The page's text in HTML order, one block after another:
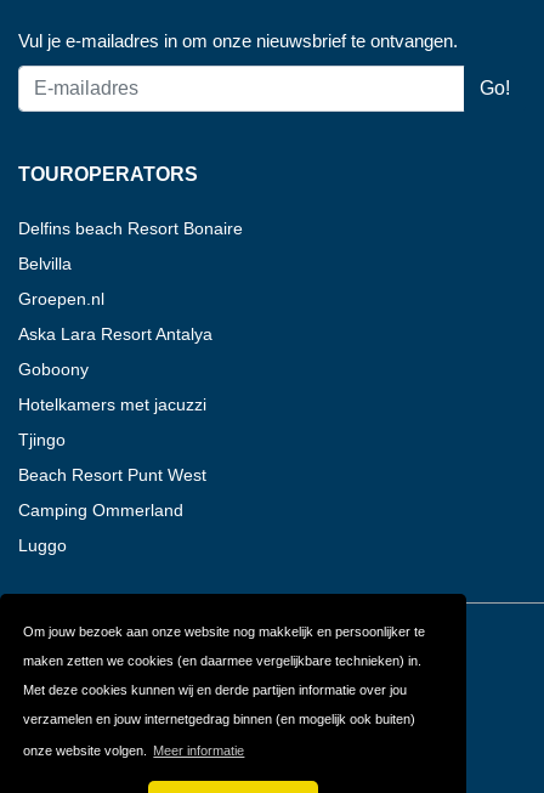
Om jouw bezoek aan onze website nog makkelijk en persoonlijker te
maken zetten we cookies (en daarmee vergelijkbare technieken) in.
Met deze cookies kunnen wij en derde partijen informatie over jou
verzamelen en jouw internetgedrag binnen (en mogelijk ook buiten)
onze website volgen. Meer informatie
Vul je e-mailadres in om onze nieuwsbrief te ontvangen.
TOUROPERATORS
Delfins beach Resort Bonaire
Belvilla
Groepen.nl
Aska Lara Resort Antalya
Goboony
Hotelkamers met jacuzzi
Tjingo
Beach Resort Punt West
Camping Ommerland
Luggo
Contact Over ons
Privacy Algemene
Voorwaarden